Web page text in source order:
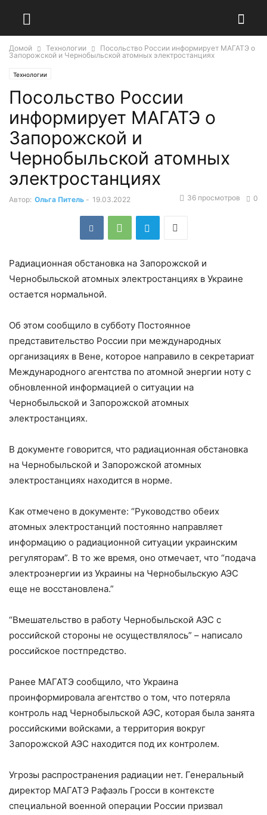
Домой Технологии
Посольство России информирует МАГАТЭ о
Запорожской и Чернобыльской атомных электростанциях
Технологии
Посольство России
информирует МАГАТЭ о
Запорожской и
Чернобыльской атомных
электростанциях
Автор: Ольга Питель - 19.03.2022 0
36 просмотров
Радиационная обстановка на Запорожской и
Чернобыльской атомных электростанциях в Украине
остается нормальной.
Об этом сообщило в субботу Постоянное
представительство России при международных
организациях в Вене, которое направило в секретариат
Международного агентства по атомной энергии ноту с
обновленной информацией о ситуации на
Чернобыльской и Запорожской атомных
электростанциях.
В документе говорится, что радиационная обстановка
на Чернобыльской и Запорожской атомных
электростанциях находится в норме.
Как отмечено в документе: “Руководство обеих
атомных электростанций постоянно направляет
информацию о радиационной ситуации украинским
регуляторам”. В то же время, оно отмечает, что “подача
электроэнергии из Украины на Чернобыльскую АЭС
еще не восстановлена.”
“Вмешательство в работу Чернобыльской АЭС с
российской стороны не осуществлялось” – написало
российское постпредство.
Ранее МАГАТЭ сообщило, что Украина
проинформировала агентство о том, что потеряла
контроль над Чернобыльской АЭС, которая была занята
российскими войсками, а территория вокруг
Запорожской АЭС находится под их контролем.
Угрозы распространения радиации нет. Генеральный
директор МАГАТЭ Рафаэль Гросси в контексте
специальной военной операции России призвал